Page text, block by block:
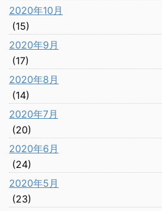
2020年10月
(15)
2020年9月
(17)
2020年8月
(14)
2020年7月
(20)
2020年6月
(24)
2020年5月
(23)